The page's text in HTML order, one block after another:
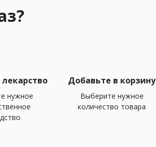
нужное
Добавьте в корзину
Выберите нужное
количество товара